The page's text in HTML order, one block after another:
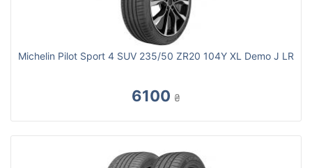
Michelin Pilot Sport 4 SUV 235/50 ZR20 104Y XL Demo J LR
6100 ₴